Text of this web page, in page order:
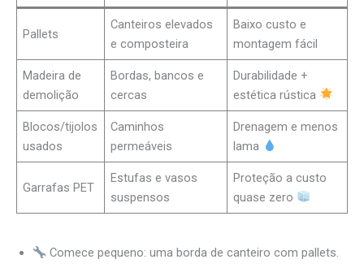
Pallets
Canteiros elevados
e composteira
Baixo custo e
montagem fácil
Madeira de
demolição
Bordas, bancos e
cercas
Durabilidade +
estética rústica
Blocos/tijolos
usados
Caminhos
permeáveis
Drenagem e menos
lama
Garrafas PET
Estufas e vasos
suspensos
Proteção a custo
quase zero
Comece pequeno: uma borda de canteiro com pallets.